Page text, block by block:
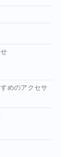
めのアクセサ